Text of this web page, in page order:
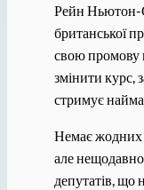
Рейн Ньютон-
британської
свою промову
змінити курс,
стримує
Немає жодних
але
депутатів, що